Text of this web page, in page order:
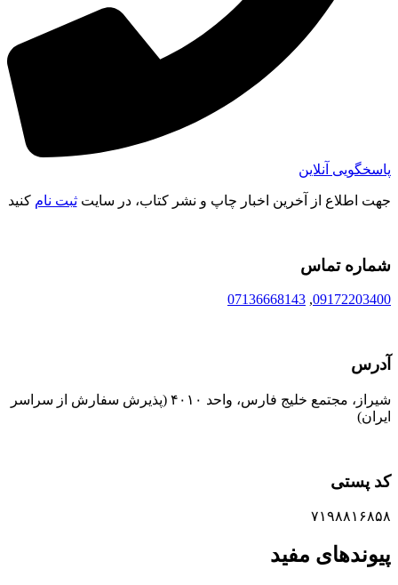
پاسخگویی آنلاین
جهت اطلاع از آخرین اخبار چاپ و نشر کتاب، در سایتثبت نام کنید
شماره تماس
09172203400
,
07136668143
آدرس
شیراز، مجتمع خلیج فارس، واحد ۴۰۱۰ (پذیرش سفارش از سراسر
ایران)
کد پستی
۷۱۹۸۸۱۶۸۵۸
پیوندهای مفید